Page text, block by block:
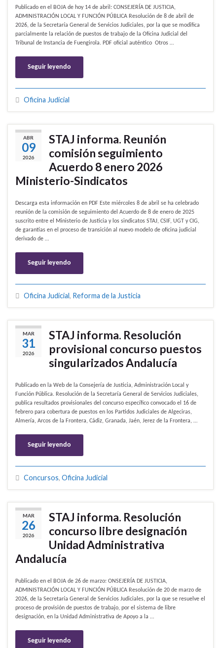
Publicado en el BOJA de hoy 14 de abril: CONSEJERÍA DE JUSTICIA,
ADMINISTRACIÓN LOCAL Y FUNCIÓN PÚBLICA Resolución de 8 de abril de
2026, de la Secretaría General de Servicios Judiciales, por la que se modifica
parcialmente la relación de puestos de trabajo de la Oficina Judicial del
Tribunal de Instancia de Fuengirola. PDF oficial auténtico Otros …
Seguir leyendo
Oficina Judicial
ABR
09
2026
STAJ informa. Reunión
comisión seguimiento
Acuerdo 8 enero 2026
Ministerio-Sindicatos
Descarga esta información en PDF Este miércoles 8 de abril se ha celebrado
reunión de la comisión de seguimiento del Acuerdo de 8 de enero de 2025
suscrito entre el Ministerio de Justicia y los sindicatos STAJ, CSIF, UGT y CIG,
de garantías en el proceso de transición al nuevo modelo de oficina judicial
derivado de …
Seguir leyendo
Oficina Judicial, Reforma de la Justicia
MAR
31
2026
STAJ informa. Resolución
provisional concurso puestos
singularizados Andalucía
Publicado en la Web de la Consejería de Justicia, Administración Local y
Función Pública. Resolución de la Secretaría General de Servicios Judiciales,
publica resultados provisionales del concurso específico convocado el 16 de
febrero para cobertura de puestos en los Partidos Judiciales de Algeciras,
Almería, Arcos de la Frontera, Cádiz, Granada, Jaén, Jerez de la Frontera, …
Seguir leyendo
Concursos, Oficina Judicial
MAR
26
2026
STAJ informa. Resolución
concurso libre designación
Unidad Administrativa
Andalucía
Publicado en el BOJA de 26 de marzo: ONSEJERÍA DE JUSTICIA,
ADMINISTRACIÓN LOCAL Y FUNCIÓN PÚBLICA Resolución de 20 de marzo de
2026, de la Secretaría General de Servicios Judiciales, por la que se resuelve el
proceso de provisión de puestos de trabajo, por el sistema de libre
designación, en la Unidad Administrativa de Apoyo a la …
Seguir leyendo